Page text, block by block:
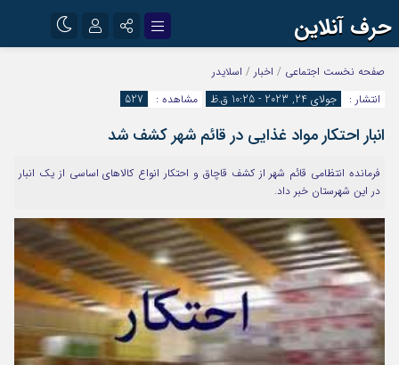
حرف آنلاین
اینستاگرام
آپارات
رمز عبور
صفحه نخست اجتماعی / اخبار / اسلایدر
انتشار :
جولای 24, 2023 - 10:25 ق.ظ مشاهده : 527
انبار احتکار مواد غذایی در قائم شهر کشف شد
فرمانده انتظامی قائم شهر از کشف قاچاق و احتکار انواع کالا‌های اساسی از یک انبار
در این شهرستان خبر داد.